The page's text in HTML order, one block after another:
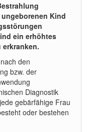
Kind
ein erhöhtes
erkranken.
den
bzw. der
Diagnostik
gebärfähige Frau
oder bestehen